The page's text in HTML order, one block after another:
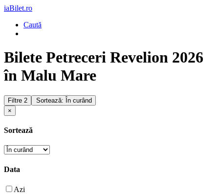
iaBilet.ro
Caută
Bilete Petreceri Revelion 2026
în Malu Mare
Filtre 2
Sortează: În curând
×
Sortează
Data
Azi